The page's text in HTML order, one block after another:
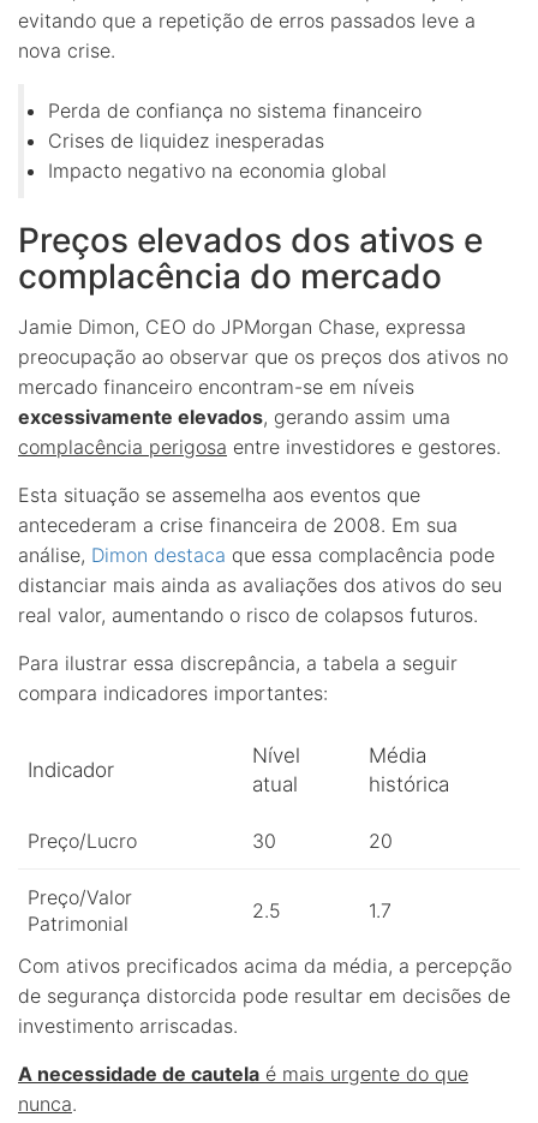
evitando que a repetição de erros passados leve a
nova crise.
Perda de confiança no sistema financeiro
Crises de liquidez inesperadas
Impacto negativo na economia global
Preços elevados dos ativos e
complacência do mercado
Jamie Dimon, CEO do JPMorgan Chase, expressa
preocupação ao observar que os preços dos ativos no
mercado financeiro encontram-se em níveis
excessivamente elevados, gerando assim uma
complacência perigosa entre investidores e gestores.
Esta situação se assemelha aos eventos que
antecederam a crise financeira de 2008. Em sua
análise, Dimon destaca que essa complacência pode
distanciar mais ainda as avaliações dos ativos do seu
real valor, aumentando o risco de colapsos futuros.
Para ilustrar essa discrepância, a tabela a seguir
compara indicadores importantes:
Indicador
Nível
atual
Média
histórica
Preço/Lucro 30 20
Preço/Valor
Patrimonial
2.5 1.7
Com ativos precificados acima da média, a percepção
de segurança distorcida pode resultar em decisões de
investimento arriscadas.
A necessidade de cautela é mais urgente do que
nunca.